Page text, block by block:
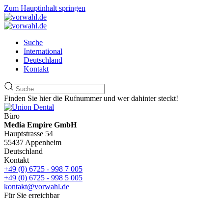
Zum Hauptinhalt springen
Suche
International
Deutschland
Kontakt
Finden Sie hier die Rufnummer und wer dahinter steckt!
Büro
Media Empire GmbH
Hauptstrasse 54
55437 Appenheim
Deutschland
Kontakt
+49 (0) 6725 - 998 7 005
+49 (0) 6725 - 998 5 005
kontakt@vorwahl.de
Für Sie erreichbar